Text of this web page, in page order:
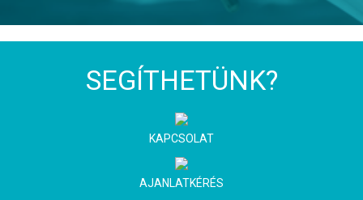
SEGÍTHETÜNK?
KAPCSOLAT
AJANLATKÉRÉS